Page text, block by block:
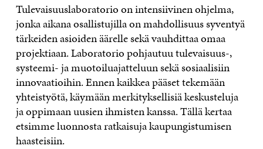
Tulevaisuuslaboratorio on intensiivinen ohjelma,
jonka aikana osallistujilla on mahdollisuus syventyä
tärkeiden asioiden äärelle sekä vauhdittaa omaa
projektiaan. Laboratorio pohjautuu tulevaisuus-,
systeemi- ja muotoiluajatteluun sekä sosiaalisiin
innovaatioihin. Ennen kaikkea pääset tekemään
yhteistyötä, käymään merkityksellisiä keskusteluja
ja oppimaan uusien ihmisten kanssa. Tällä kertaa
etsimme luonnosta ratkaisuja kaupungistumisen
haasteisiin.